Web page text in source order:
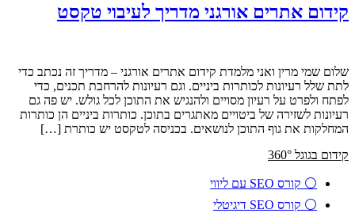
קידום אתרים אורגני מדריך לעיבוי טקסט
שלום שמי מרין ואני מלמדת קידום אתרים אורגני – מדריך זה נכתב כדי
לתת שלל רעיונות לכותרות ביניים. וגם רעיונות להרחבת תכנים, כדי
לפתח ולפרט על רעיון מסויים ולהנגיש את התוכן לכל גולש. יש פה גם
רעיונות לשזירה של ביטויים מאתגרים בתוכן. כותרות ביניים הן כותרות
המחלקות את גוף התוכן לנושאים. בכניסה לטקסט יש כותרת […]
קידום בגוגל 360°
⚪ קורס SEO עם ליווי
⚪ קורס SEO דיגיטלי